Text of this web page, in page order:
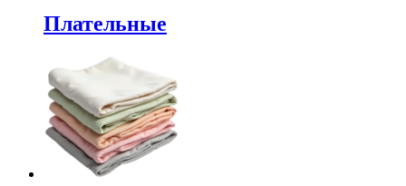
Плательные